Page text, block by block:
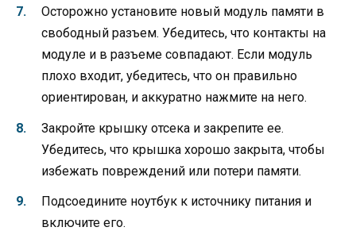
Осторожно установите новый модуль памяти в
свободный разъем. Убедитесь, что контакты на
модуле и в разъеме совпадают. Если модуль
плохо входит, убедитесь, что он правильно
ориентирован, и аккуратно нажмите на него.
Закройте крышку отсека и закрепите ее.
Убедитесь, что крышка хорошо закрыта, чтобы
избежать повреждений или потери памяти.
Подсоедините ноутбук к источнику питания и
включите его.